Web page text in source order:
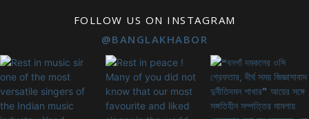
FOLLOW US ON INSTAGRAM
@BANGLAKHABOR